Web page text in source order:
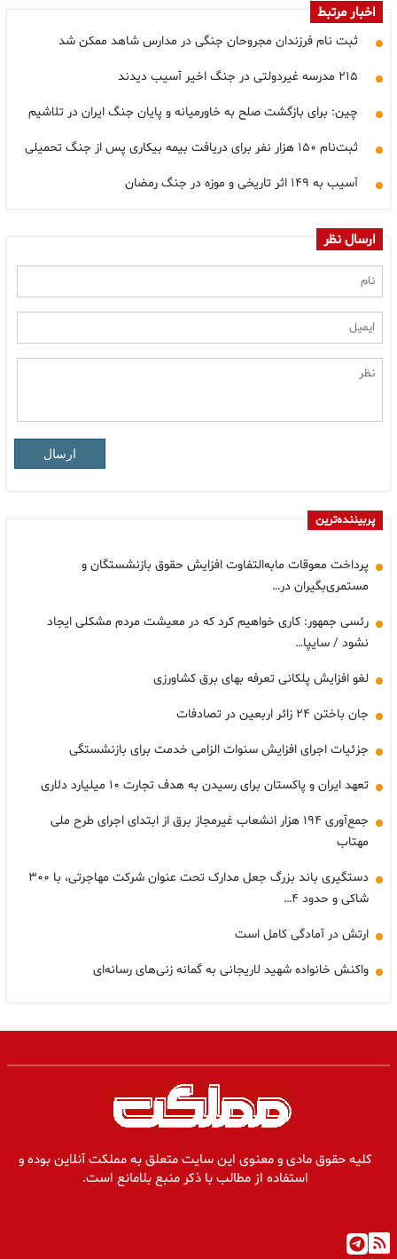
اخبار مرتبط
ثبت نام فرزندان مجروحان جنگی در مدارس شاهد ممکن شد
۲۱۵ مدرسه غیردولتی در جنگ اخیر آسیب دیدند
چین: برای بازگشت صلح به خاورمیانه و پایان جنگ ایران در تلاشیم
ثبت‌نام ۱۵۰ هزار نفر برای دریافت بیمه بیکاری پس از جنگ تحمیلی
آسیب به ۱۴۹ اثر تاریخی و موزه در جنگ رمضان
ارسال نظر
ارسال
پربیننده‌ترین
پرداخت معوقات مابه‌التفاوت افزایش حقوق بازنشستگان و
مستمری‌بگیران در…
رئسی جمهور: کاری خواهیم کرد که در معیشت مردم مشکلی ایجاد
نشود / سایپا…
لغو افزایش پلکانی تعرفه بهای برق کشاورزی
جان باختن ۲۴ زائر اربعین در تصادفات
جزئیات اجرای افزایش سنوات الزامی خدمت برای بازنشستگی
تعهد ایران و پاکستان برای رسیدن به هدف تجارت ۱۰ میلیارد دلاری
جمع‌آوری ۱۹۴ هزار انشعاب غیرمجاز برق از ابتدای اجرای طرح ملی
مهتاب
دستگیری باند بزرگ جعل مدارک تحت عنوان شرکت مهاجرتی، با ۳۰۰
شاکی و حدود ۴…
ارتش در آمادگی کامل است
واکنش خانواده شهید لاریجانی به گمانه زنی‌های رسانه‌ای
کلیه حقوق مادی و معنوی این سایت متعلق به مملکت آنلاین بوده و
استفاده از مطالب با ذکر منبع بلامانع است.